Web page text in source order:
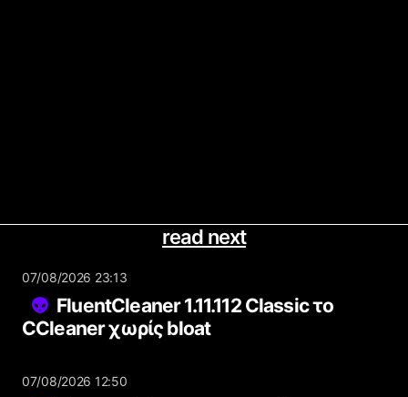
read next
07/08/2026 23:13
FluentCleaner 1.11.112 Classic το
CCleaner χωρίς bloat
07/08/2026 12:50